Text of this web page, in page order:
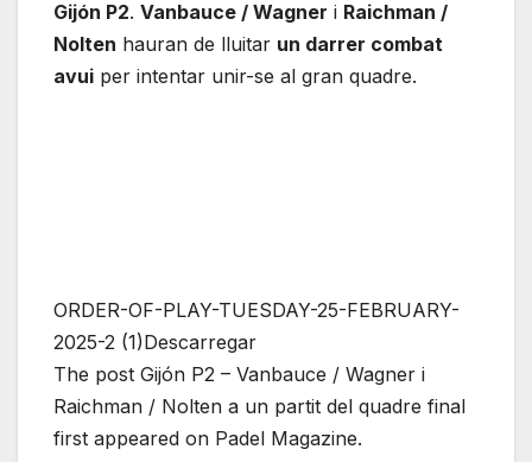
Gijón P2. Vanbauce / Wagner i Raichman /
Nolten hauran de lluitar un darrer combat
avui per intentar unir-se al gran quadre.
ORDER-OF-PLAY-TUESDAY-25-FEBRUARY-
2025-2 (1)Descarregar
The post Gijón P2 – Vanbauce / Wagner i
Raichman / Nolten a un partit del quadre final
first appeared on Padel Magazine.